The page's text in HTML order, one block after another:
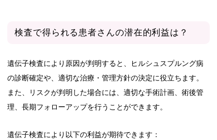
検査で得られる患者さんの潜在的利益は？
遺伝子検査により原因が判明すると、ヒルシュスプルング病
の診断確定や、適切な治療・管理方針の決定に役立ちます。
また、リスクが判明した場合には、適切な手術計画、術後管
理、長期フォローアップを行うことができます。
遺伝子検査により以下の利益が期待できます：